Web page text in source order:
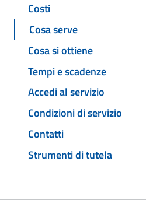
Costi
Cosa serve
Cosa si ottiene
Tempi e scadenze
Accedi al servizio
Condizioni di servizio
Contatti
Strumenti di tutela